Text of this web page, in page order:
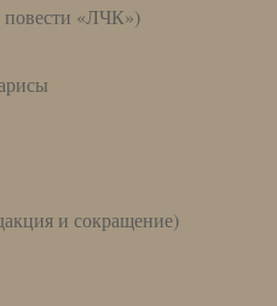
«ЛЧК»)
и сокращение)